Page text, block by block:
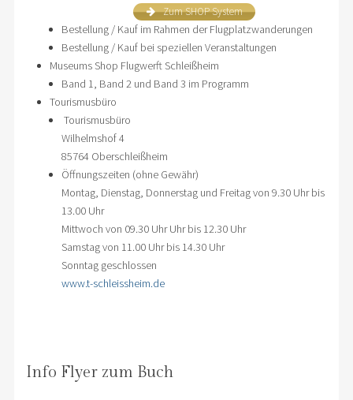
Zum SHOP System
Bestellung / Kauf im Rahmen der Flugplatzwanderungen
Bestellung / Kauf bei speziellen Veranstaltungen
Museums Shop Flugwerft Schleißheim
Band 1, Band 2 und Band 3 im Programm
Tourismusbüro
Tourismusbüro
Wilhelmshof 4
85764 Oberschleißheim
Öffnungszeiten (ohne Gewähr)
Montag, Dienstag, Donnerstag und Freitag von 9.30 Uhr bis
13.00 Uhr
Mittwoch von 09.30 Uhr Uhr bis 12.30 Uhr
Samstag von 11.00 Uhr bis 14.30 Uhr
Sonntag geschlossen
www.t-schleissheim.de
Info Flyer zum Buch